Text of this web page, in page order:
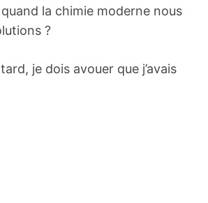
la chimie moderne nous
?
je dois avouer que j’avais